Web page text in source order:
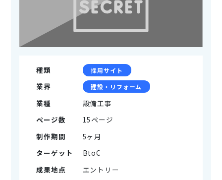
種類 採用サイト
業界 建設・リフォーム
業種
設備工事
ページ数
15ページ
制作期間
5ヶ月
ターゲット
BtoC
成果地点
エントリー